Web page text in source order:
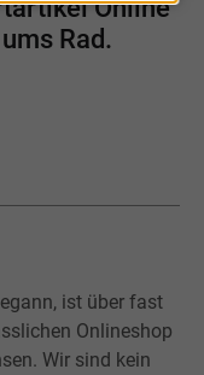
Online
Rad.
ist über fast
Onlineshop
Wir sind kein